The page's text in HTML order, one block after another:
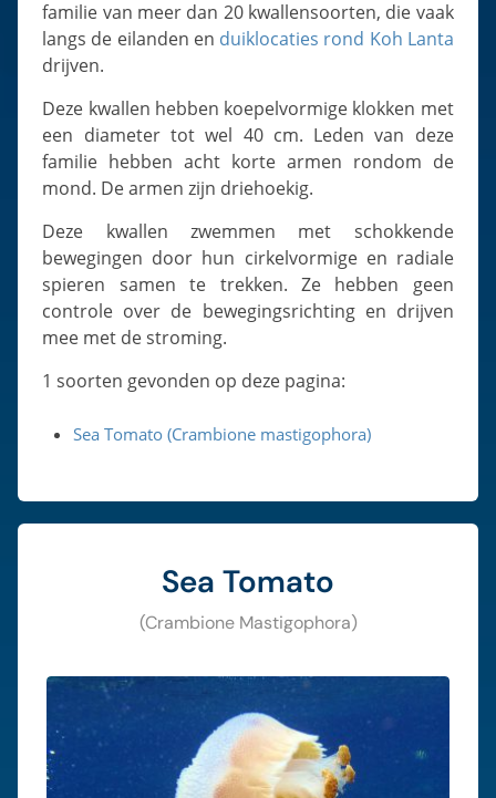
Slugs & Snails
Sea Stars, Urchins & Sea Cucumbers
Clams & Oysters
Sponges
Bristle Worms
Jellyfish
familie van meer dan 20 kwallensoorten, die vaak
langs de eilanden en duiklocaties rond Koh Lanta
drijven.
Deze kwallen hebben koepelvormige klokken met
een diameter tot wel 40 cm. Leden van deze
familie hebben acht korte armen rondom de
mond. De armen zijn driehoekig.
Deze kwallen zwemmen met schokkende
bewegingen door hun cirkelvormige en radiale
spieren samen te trekken. Ze hebben geen
controle over de bewegingsrichting en drijven
mee met de stroming.
1 soorten gevonden op deze pagina:
Sea Tomato (Crambione mastigophora)
Sea Tomato
(Crambione Mastigophora)